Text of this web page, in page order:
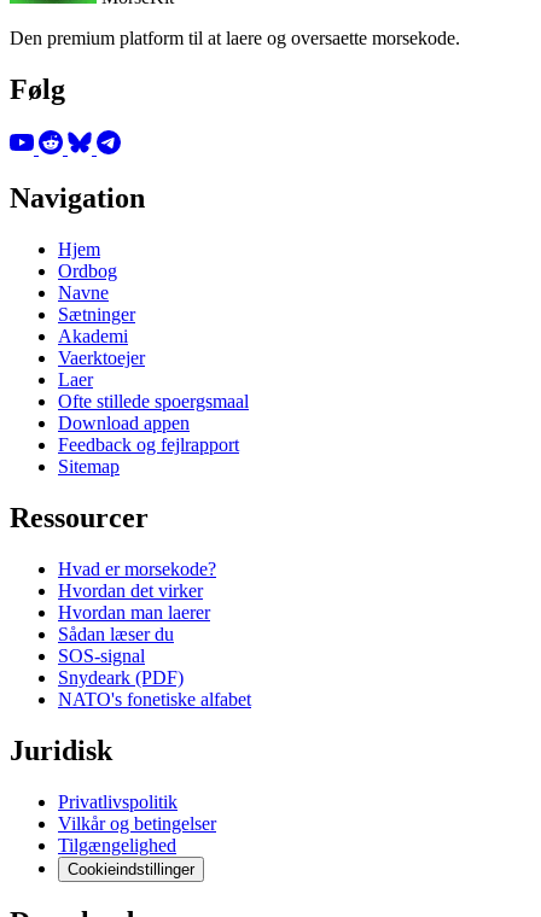
Den premium platform til at laere og oversaette morsekode.
Følg
Navigation
Hjem
Ordbog
Navne
Sætninger
Akademi
Vaerktoejer
Laer
Ofte stillede spoergsmaal
Download appen
Feedback og fejlrapport
Sitemap
Ressourcer
Hvad er morsekode?
Hvordan det virker
Hvordan man laerer
Sådan læser du
SOS-signal
Snydeark (PDF)
NATO's fonetiske alfabet
Juridisk
Privatlivspolitik
Vilkår og betingelser
Tilgængelighed
Cookieindstillinger